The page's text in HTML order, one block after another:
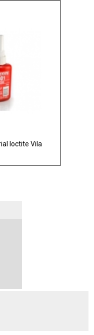
loctite Vila